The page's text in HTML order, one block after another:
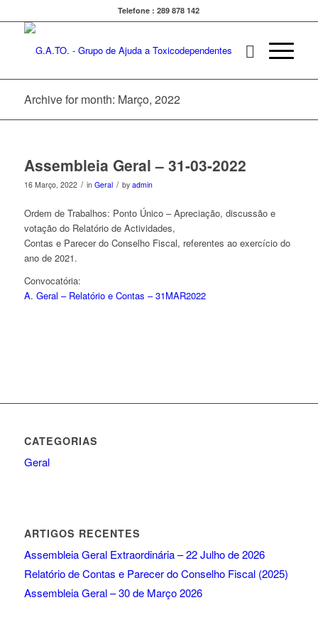
Telefone : 289 878 142
Archive for month: Março, 2022
Assembleia Geral – 31-03-2022
16 Março, 2022 / in Geral / by admin
Ordem de Trabalhos: Ponto Único – Apreciação, discussão e
votação do Relatório de Actividades,
Contas e Parecer do Conselho Fiscal, referentes ao exercício do
ano de 2021.
Convocatória:
A. Geral – Relatório e Contas – 31MAR2022
CATEGORIAS
Geral
ARTIGOS RECENTES
Assembleia Geral Extraordinária – 22 Julho de 2026
Relatório de Contas e Parecer do Conselho Fiscal (2025)
Assembleia Geral – 30 de Março 2026